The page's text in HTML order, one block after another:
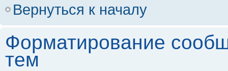
Вернуться к началу
Форматирование
тем